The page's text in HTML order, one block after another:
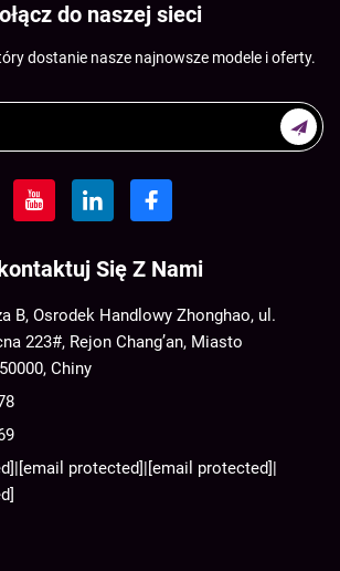
do naszej sieci
dostanie nasze najnowsze modele i oferty.
Się Z Nami
B, Osrodek Handlowy Zhonghao, ul.
223#, Rejon Chang’an, Miasto
Chiny
|[email protected]|[email protected]|